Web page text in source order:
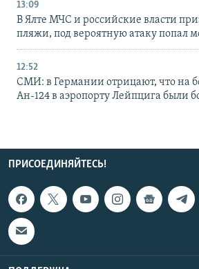
13:09
В Ялте МЧС и российские власти
пляжи, под вероятную атаку попал
12:52
СМИ: в Германии отрицают, что на
Ан-124 в аэропорту Лейпцига были
ПРИСОЕДИНЯЙТЕСЬ!